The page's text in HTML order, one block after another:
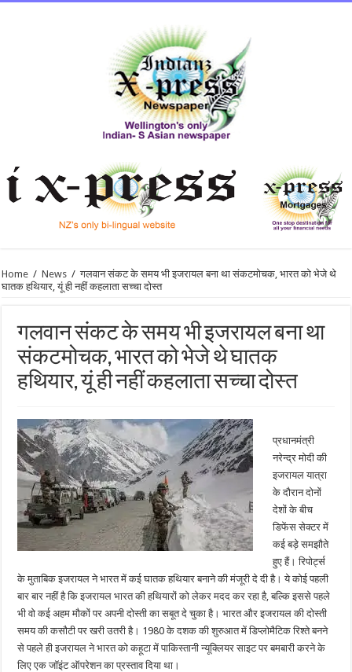
Home / News / गलवान संकट के समय भी इजरायल बना था संकटमोचक, भारत को भेजे थे
घातक हथियार, यूं ही नहीं कहलाता सच्चा दोस्त
गलवान संकट के समय भी इजरायल बना था
संकटमोचक, भारत को भेजे थे घातक
हथियार, यूं ही नहीं कहलाता सच्चा दोस्त
प्रधानमंत्री
नरेन्द्र मोदी की
इजरायल यात्रा
के दौरान दोनों
देशों के बीच
डिफेंस सेक्टर में
कई बड़े समझौते
हुए हैं। रिपोर्ट्स
के मुताबिक इजरायल ने भारत में कई घातक हथियार बनाने की मंजूरी दे दी है। ये कोई पहली
बार बार नहीं है कि इजरायल भारत की हथियारों को लेकर मदद कर रहा है, बल्कि इससे पहले
भी वो कई अहम मौकों पर अपनी दोस्ती का सबूत दे चुका है। भारत और इजरायल की दोस्ती
समय की कसौटी पर खरी उतरी है। 1980 के दशक की शुरुआत में डिप्लोमैटिक रिश्ते बनने
से पहले ही इजरायल ने भारत को कहूटा में पाकिस्तानी न्यूक्लियर साइट पर बमबारी करने के
लिए एक जॉइंट ऑपरेशन का प्रस्ताव दिया था।